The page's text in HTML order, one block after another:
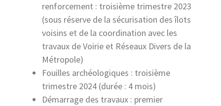
renforcement : troisième trimestre 2023
(sous réserve de la sécurisation des îlots
voisins et de la coordination avec les
travaux de Voirie et Réseaux Divers de la
Métropole)
Fouilles archéologiques : troisième
trimestre 2024 (durée : 4 mois)
Démarrage des travaux : premier